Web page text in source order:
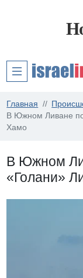
Главная
В Южном Ливане
Хамо
В Южном
«Голани»